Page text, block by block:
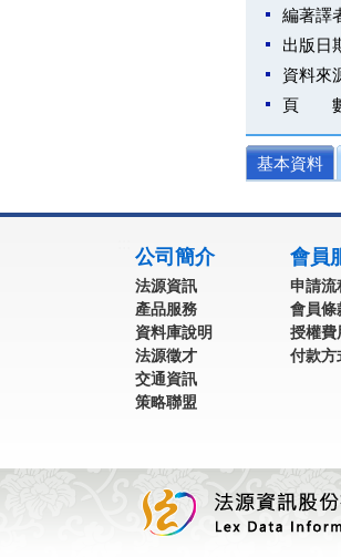
編著譯
出版日
資料來
頁 數
基本資料
公司簡介
法源資訊
產品服務
資料庫說明
法源徵才
交通資訊
策略聯盟
會員
申請流
會員條
授權費
付款方